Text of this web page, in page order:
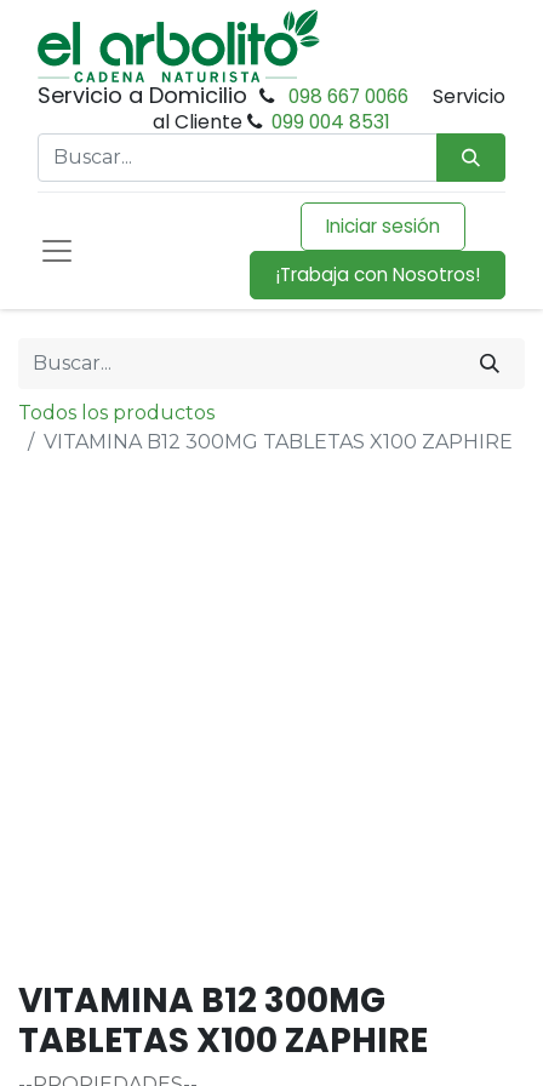
Servicio a Domicilio 098 667 0066
Servicio
al Cliente
099 004 8531
Iniciar sesión
¡Trabaja con Nosotros!
Todos los productos
VITAMINA B12 300MG TABLETAS X100 ZAPHIRE
VITAMINA B12 300MG
TABLETAS X100 ZAPHIRE